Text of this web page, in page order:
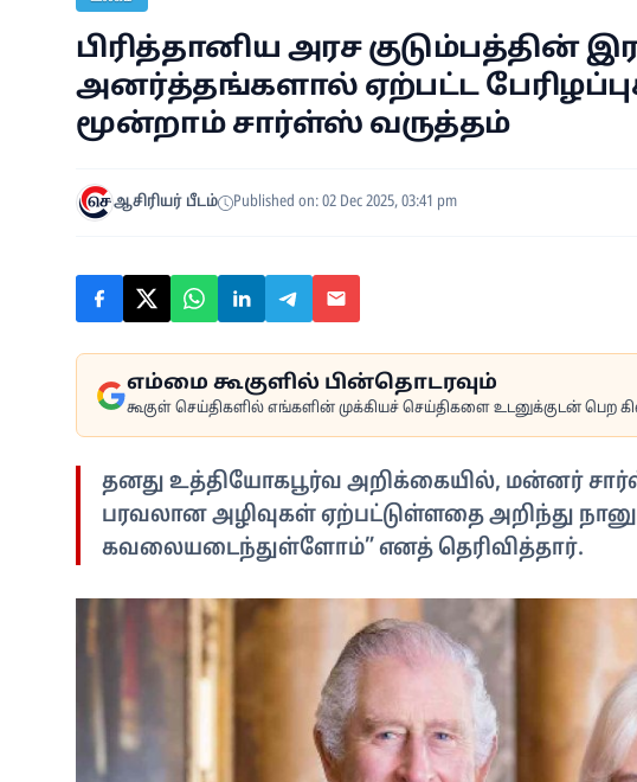
பிரித்தானிய அரச குடும்பத்தின்
அனர்த்தங்களால் ஏற்பட்ட
மூன்றாம் சார்ள்ஸ் வருத்தம்
ஆசிரியர் பீடம் Published on: 02 Dec 2025, 03:41 pm
எம்மை கூகுளில் பின்தொடரவும்
கூகுள் செய்திகளில் எங்களின் முக்கியச் செய்திகளை உடனுக்குடன் பெற
தனது உத்தியோகபூர்வ அறிக்கையில், மன்னர்
பரவலான அழிவுகள் ஏற்பட்டுள்ளதை அறிந்து
கவலையடைந்துள்ளோம்” எனத் தெரிவித்தார்.